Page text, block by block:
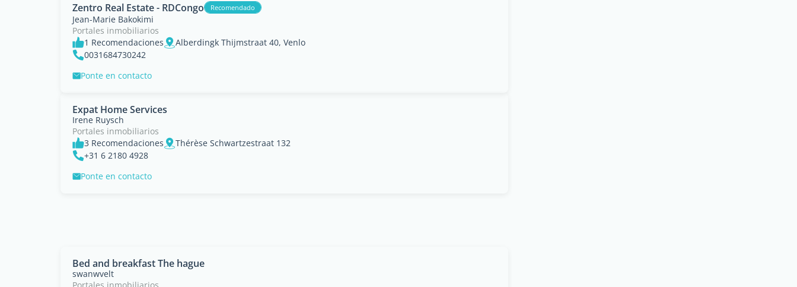
Zentro Real Estate - RDCongo Recomendado
Jean-Marie Bakokimi
Portales inmobiliarios
1 Recomendaciones
Alberdingk Thijmstraat 40, Venlo
0031684730242
Ponte en contacto
Expat Home Services
Irene Ruysch
Portales inmobiliarios
3 Recomendaciones
Thérèse Schwartzestraat 132
+31 6 2180 4928
Ponte en contacto
Bed and breakfast The hague
swanwvelt